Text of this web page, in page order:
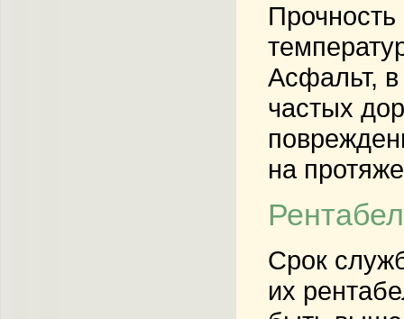
Прочность
Асфальт, в
частых
на
Срок
их